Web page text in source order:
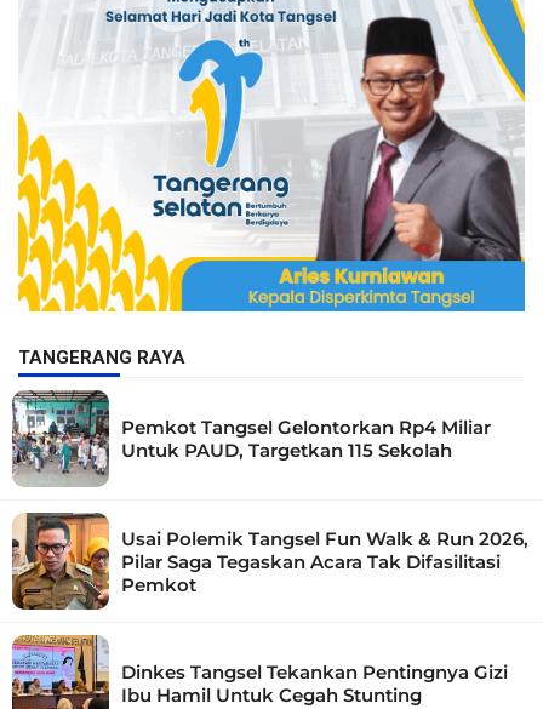
TANGERANG RAYA
Pemkot Tangsel Gelontorkan Rp4 Miliar
Untuk PAUD, Targetkan 115 Sekolah
Usai Polemik Tangsel Fun Walk & Run 2026,
Pilar Saga Tegaskan Acara Tak Difasilitasi
Pemkot
Dinkes Tangsel Tekankan Pentingnya Gizi
Ibu Hamil Untuk Cegah Stunting